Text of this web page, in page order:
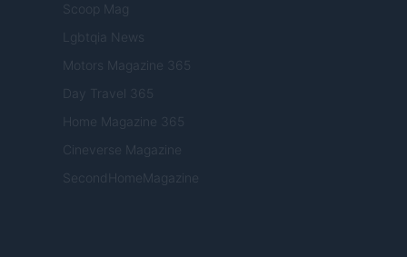
Scoop Mag
Lgbtqia News
Motors Magazine 365
Day Travel 365
Home Magazine 365
Cineverse Magazine
SecondHomeMagazine